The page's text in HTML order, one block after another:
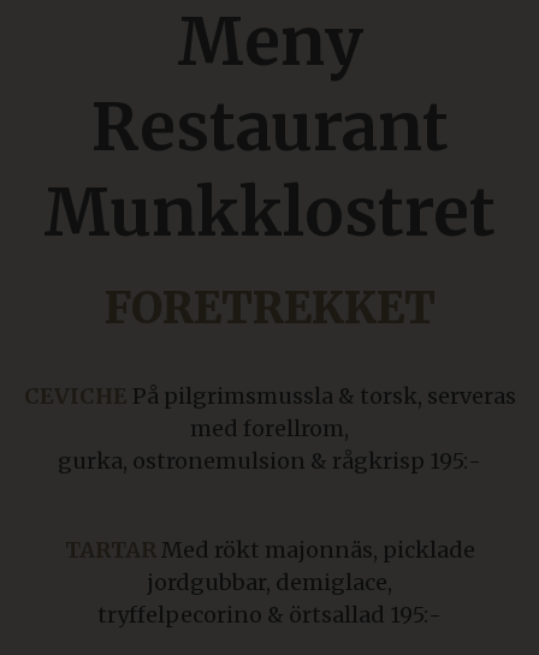
Meny
Restaurant
Munkklostret
FORETREKKET
CEVICHE På pilgrimsmussla & torsk, serveras
med forellrom,
gurka, ostronemulsion & rågkrisp 195:-
TARTARMed rökt majonnäs, picklade
jordgubbar, demiglace,
tryffelpecorino & örtsallad 195:-